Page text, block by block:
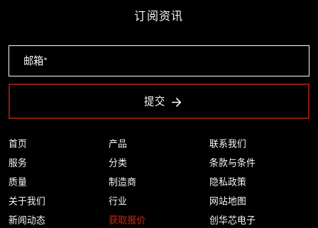
首页
服务
质量
关于我们
新闻动态
产品
分类
制造商
行业
获取报价
联系我们
条款与条件
隐私政策
网站地图
创华芯电子
订阅资讯
提交